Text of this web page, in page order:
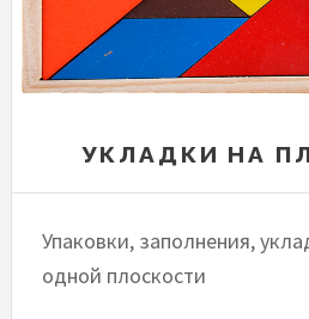
УКЛАДКИ НА
Упаковки, заполнения,
одной плоскости